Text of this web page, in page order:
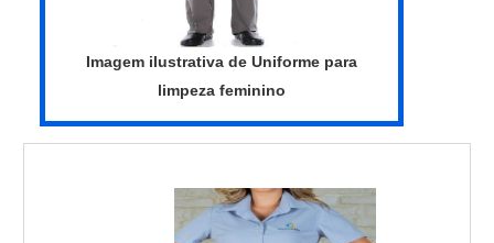
Imagem ilustrativa de Uniforme para
limpeza feminino